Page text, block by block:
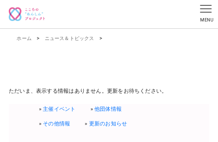
ホーム > ニュース＆トピックス >
ただいま、表示する情報はありません。更新をお待ちください。
主催イベント 他団体情報
その他情報 更新のお知らせ